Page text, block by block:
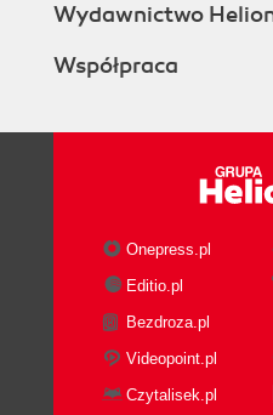
Wydawnictwo
Współpraca
Onepress.pl
Editio.pl
Bezdroza.pl
Videopoint.pl
Czytalisek.pl